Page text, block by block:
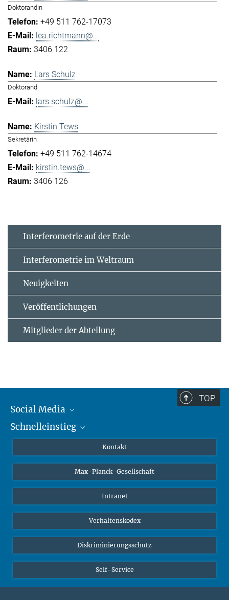
Doktorandin
+49 511 762-17073
lea.richtmann@...
3406 122
Lars Schulz
Doktorand
lars.schulz@...
Kirstin Tews
Sekretärin
+49 511 762-14674
kirstin.tews@...
3406 126
Interferometrie auf der Erde
Interferometrie im Weltraum
Neuigkeiten
Veröffentlichungen
Mitglieder der Abteilung
TOP
Social Media
Mastodon
Schnelleinstieg
Studierende
Schüler*innen
Öffentlichkeit
Alumnae | Alumni
Kontakt
Max-Planck-Gesellschaft
Intranet
Verhaltenskodex
Diskriminierungsschutz
Self-Service